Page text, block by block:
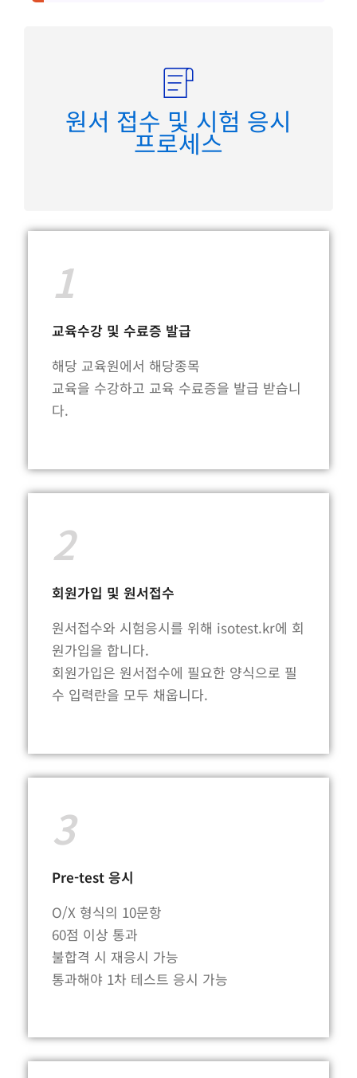
원서 접수 및 시험 응시
프로세스
1
교육수강 및 수료증 발급
해당 교육원에서 해당종목
교육을 수강하고 교육 수료증을 발급 받습니
다.
2
회원가입 및 원서접수
원서접수와 시험응시를 위해 isotest.kr에 회
원가입을 합니다.
회원가입은 원서접수에 필요한 양식으로 필
수 입력란을 모두 채웁니다.
3
Pre-test 응시
O/X 형식의 10문항
60점 이상 통과
불합격 시 재응시 가능
통과해야 1차 테스트 응시 가능